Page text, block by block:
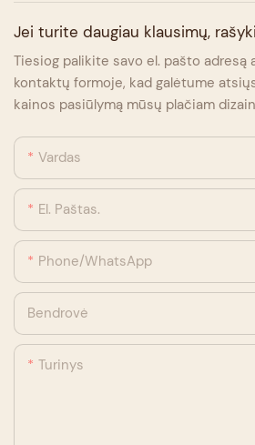
Jei turite daugiau klausimų,
Tiesiog palikite savo el. pašto adresą
kontaktų formoje, kad galėtume
kainos pasiūlymą mūsų plačiam
Vardas
El. Paštas.
Phone/whatsApp
Bendrovė
Turinys